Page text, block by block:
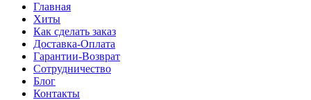
Главная
Хиты
Как сделать заказ
Доставка-Оплата
Гарантии-Возврат
Сотрудничество
Блог
Контакты